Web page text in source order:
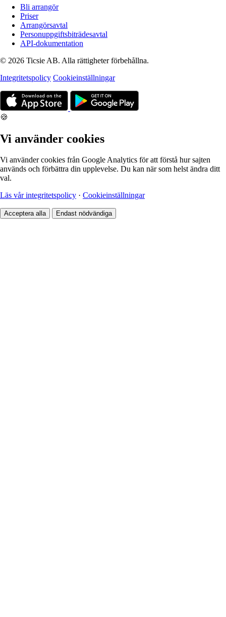
Bli arrangör
Priser
Arrangörsavtal
Personuppgiftsbiträdesavtal
API-dokumentation
© 2026 Ticsie AB. Alla rättigheter förbehållna.
Integritetspolicy Cookieinställningar
🍪
Vi använder cookies
Vi använder cookies från Google Analytics för att förstå hur sajten
används och förbättra din upplevelse. Du kan när som helst ändra ditt
val.
Läs vår integritetspolicy · Cookieinställningar
Acceptera alla Endast nödvändiga